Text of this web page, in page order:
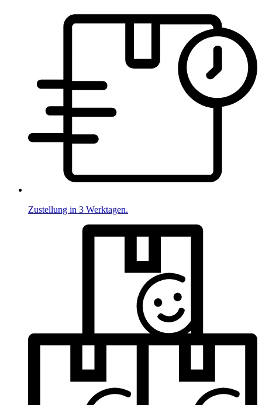
Zustellung in 3 Werktagen.